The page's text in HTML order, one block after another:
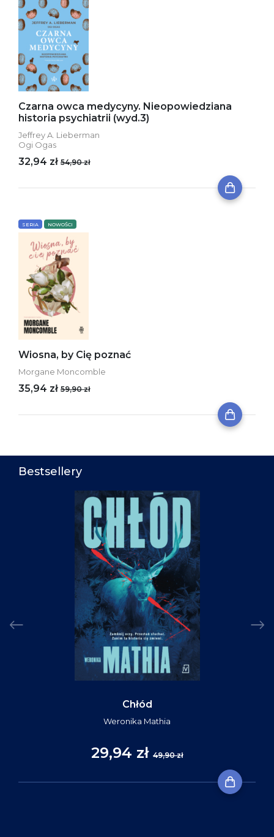
Czarna owca medycyny. Nieopowiedziana
historia psychiatrii (wyd.3)
Jeffrey A. Lieberman
Ogi Ogas
32,94 zł 54,90 zł
SERIA NOWOŚCI
Wiosna, by Cię poznać
Morgane Moncomble
35,94 zł 59,90 zł
Bestsellery
Chłód
Weronika Mathia
29,94 zł 49,90 zł